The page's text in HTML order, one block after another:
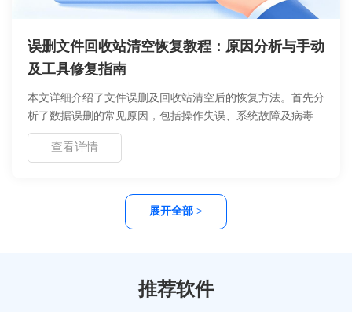
误删文件回收站清空恢复教程：原因分析与手动
及工具修复指南
本文详细介绍了文件误删及回收站清空后的恢复方法。首先分
析了数据误删的常见原因，包括操作失误、系统故障及病毒攻
击。接着提供了手动修复方案，涉及注册表修改与文件拷贝步
骤，适合具备一定计算机基础的用户。同时推荐了专业数据恢
地找回丢失数据，避免二次损坏。
查看详情
展开全部 >
推荐软件